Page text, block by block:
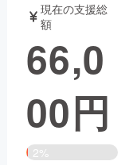
書籍・雑誌
チャレンジ
現在の支援総
額
66,0
00円
2%